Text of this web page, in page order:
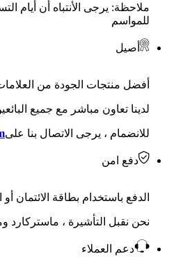
ملاحظة: يرجى الأنتباه أن أيام
للمواسم
أصيل
أفضل منتجات الجودة من العلامات
لدينا تعاون مباشر مع جميع
للانضمام ، يرجى الاتصال بنا على
دفع امن
الدفع باستخدام بطاقة الائتمان
نحن نقبل التأشيرة ، ماستركارد
دعم العملاء